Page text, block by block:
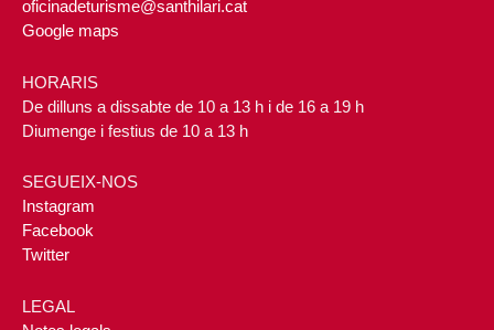
oficinadeturisme@santhilari.cat
Google maps
HORARIS
De dilluns a dissabte de 10 a 13 h i de 16 a 19 h
Diumenge i festius de 10 a 13 h
SEGUEIX-NOS
Instagram
Facebook
Twitter
LEGAL